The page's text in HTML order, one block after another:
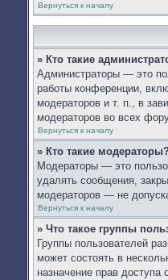
Вернуться к началу
» Кто такие
Администраторы — это
работы конференции,
модераторов и т. п., в
модераторов во всех
Вернуться к началу
» Кто такие модераторы?
Модераторы — это
удалять сообщения,
модераторов — не
Вернуться к началу
» Что такое группы
Группы пользователей
может состоять в
назначение прав